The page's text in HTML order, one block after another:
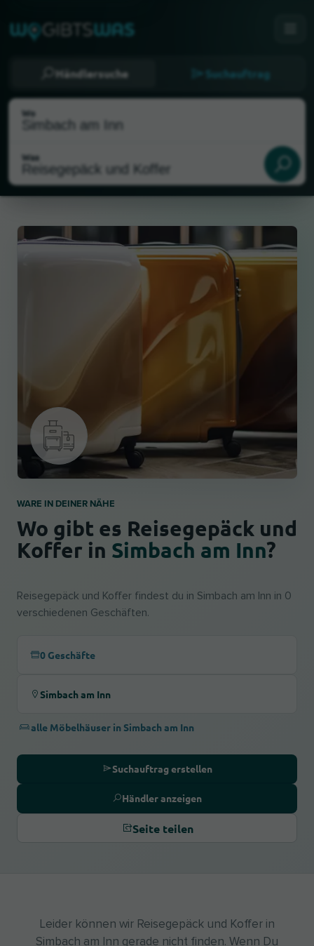
Händlersuche Suchauftrag
Wo
Was
WARE IN DEINER NÄHE
Wo gibt es Reisegepäck und
Koffer in Simbach am Inn?
Reisegepäck und Koffer findest du in Simbach am Inn in 0
verschiedenen Geschäften.
0 Geschäfte
Simbach am Inn
alle Möbelhäuser in Simbach am Inn
Suchauftrag erstellen
Händler anzeigen
Seite teilen
Leider können wir Reisegepäck und Koffer in
Simbach am Inn gerade nicht finden. Wenn Du